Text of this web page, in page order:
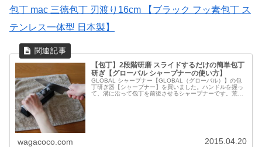
包丁 mac 三徳包丁 刃渡り16cm 【ブラック フッ素包丁 ス
テンレス一体型 日本製】
【包丁】2段階研磨 スライドするだけの簡単包丁
研ぎ【グローバル シャープナーの使い方】
GLOBAL シャープナー【GLOBAL（グローバル）】の包
丁研ぎ器【シャープナー】を買いました。ハンドルを握っ
て、溝に沿って包丁を前後させるシャープナーです。荒研
wagacoco.com 2015.04.20